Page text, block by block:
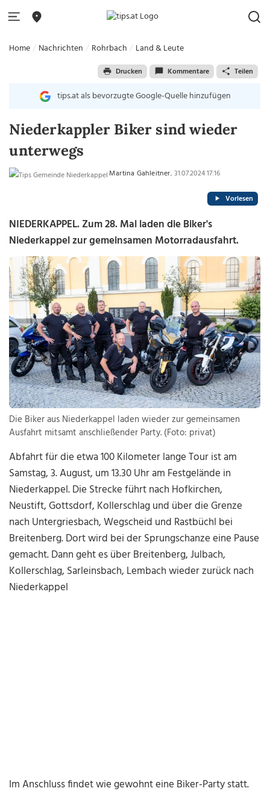
Home Nachrichten Rohrbach Land & Leute
Drucken Kommentare Teilen
tips.at als bevorzugte Google-Quelle hinzufügen
Niederkappler Biker sind wieder
unterwegs
Martina Gahleitner, 31.07.2024 17:16
Vorlesen
NIEDERKAPPEL. Zum 28. Mal laden die Biker's
Niederkappel zur gemeinsamen Motorradausfahrt.
Die Biker aus Niederkappel laden wieder zur gemeinsamen
Ausfahrt mitsamt anschließender Party. (Foto: privat)
Abfahrt für die etwa 100 Kilometer lange Tour ist am
Samstag, 3. August, um 13.30 Uhr am Festgelände in
Niederkappel. Die Strecke führt nach Hofkirchen,
Neustift, Gottsdorf, Kollerschlag und über die Grenze
nach Untergriesbach, Wegscheid und Rastbüchl bei
Breitenberg. Dort wird bei der Sprungschanze eine Pause
gemacht. Dann geht es über Breitenberg, Julbach,
Kollerschlag, Sarleinsbach, Lembach wieder zurück nach
Niederkappel
Im Anschluss findet wie gewohnt eine Biker-Party statt.